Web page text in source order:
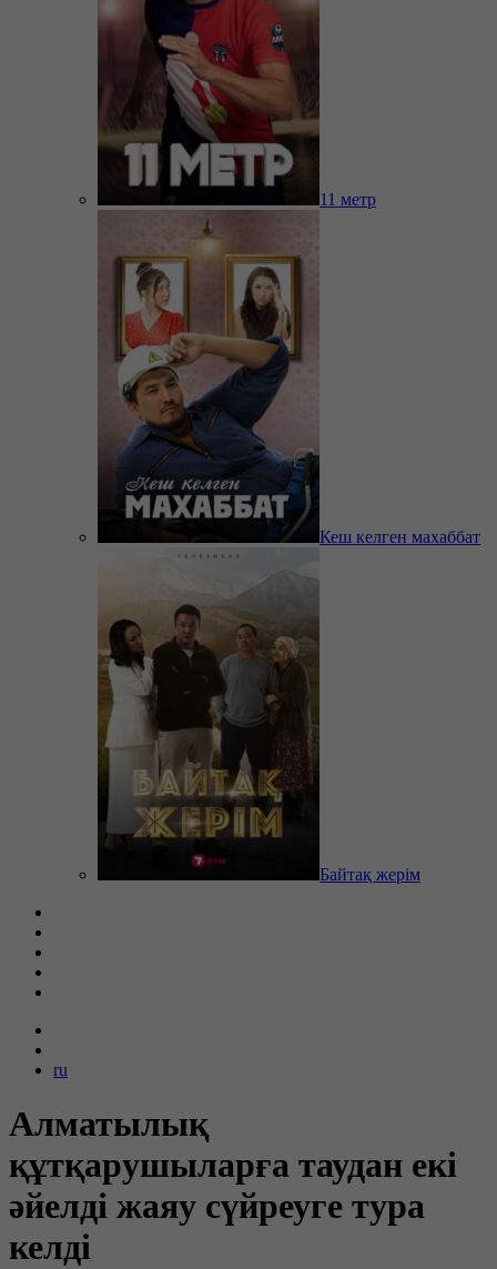
11 метр
Кеш келген махаббат
Байтақ жерім
ru
Алматылық
құтқарушыларға таудан екі
әйелді жаяу сүйреуге тура
келді